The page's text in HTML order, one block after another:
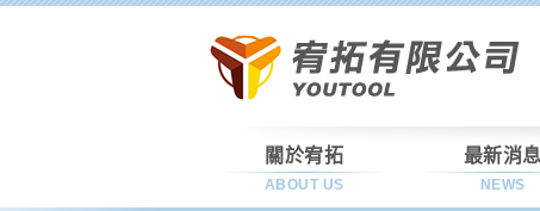
關於宥拓
ABOUT US
最新消息
NEWS